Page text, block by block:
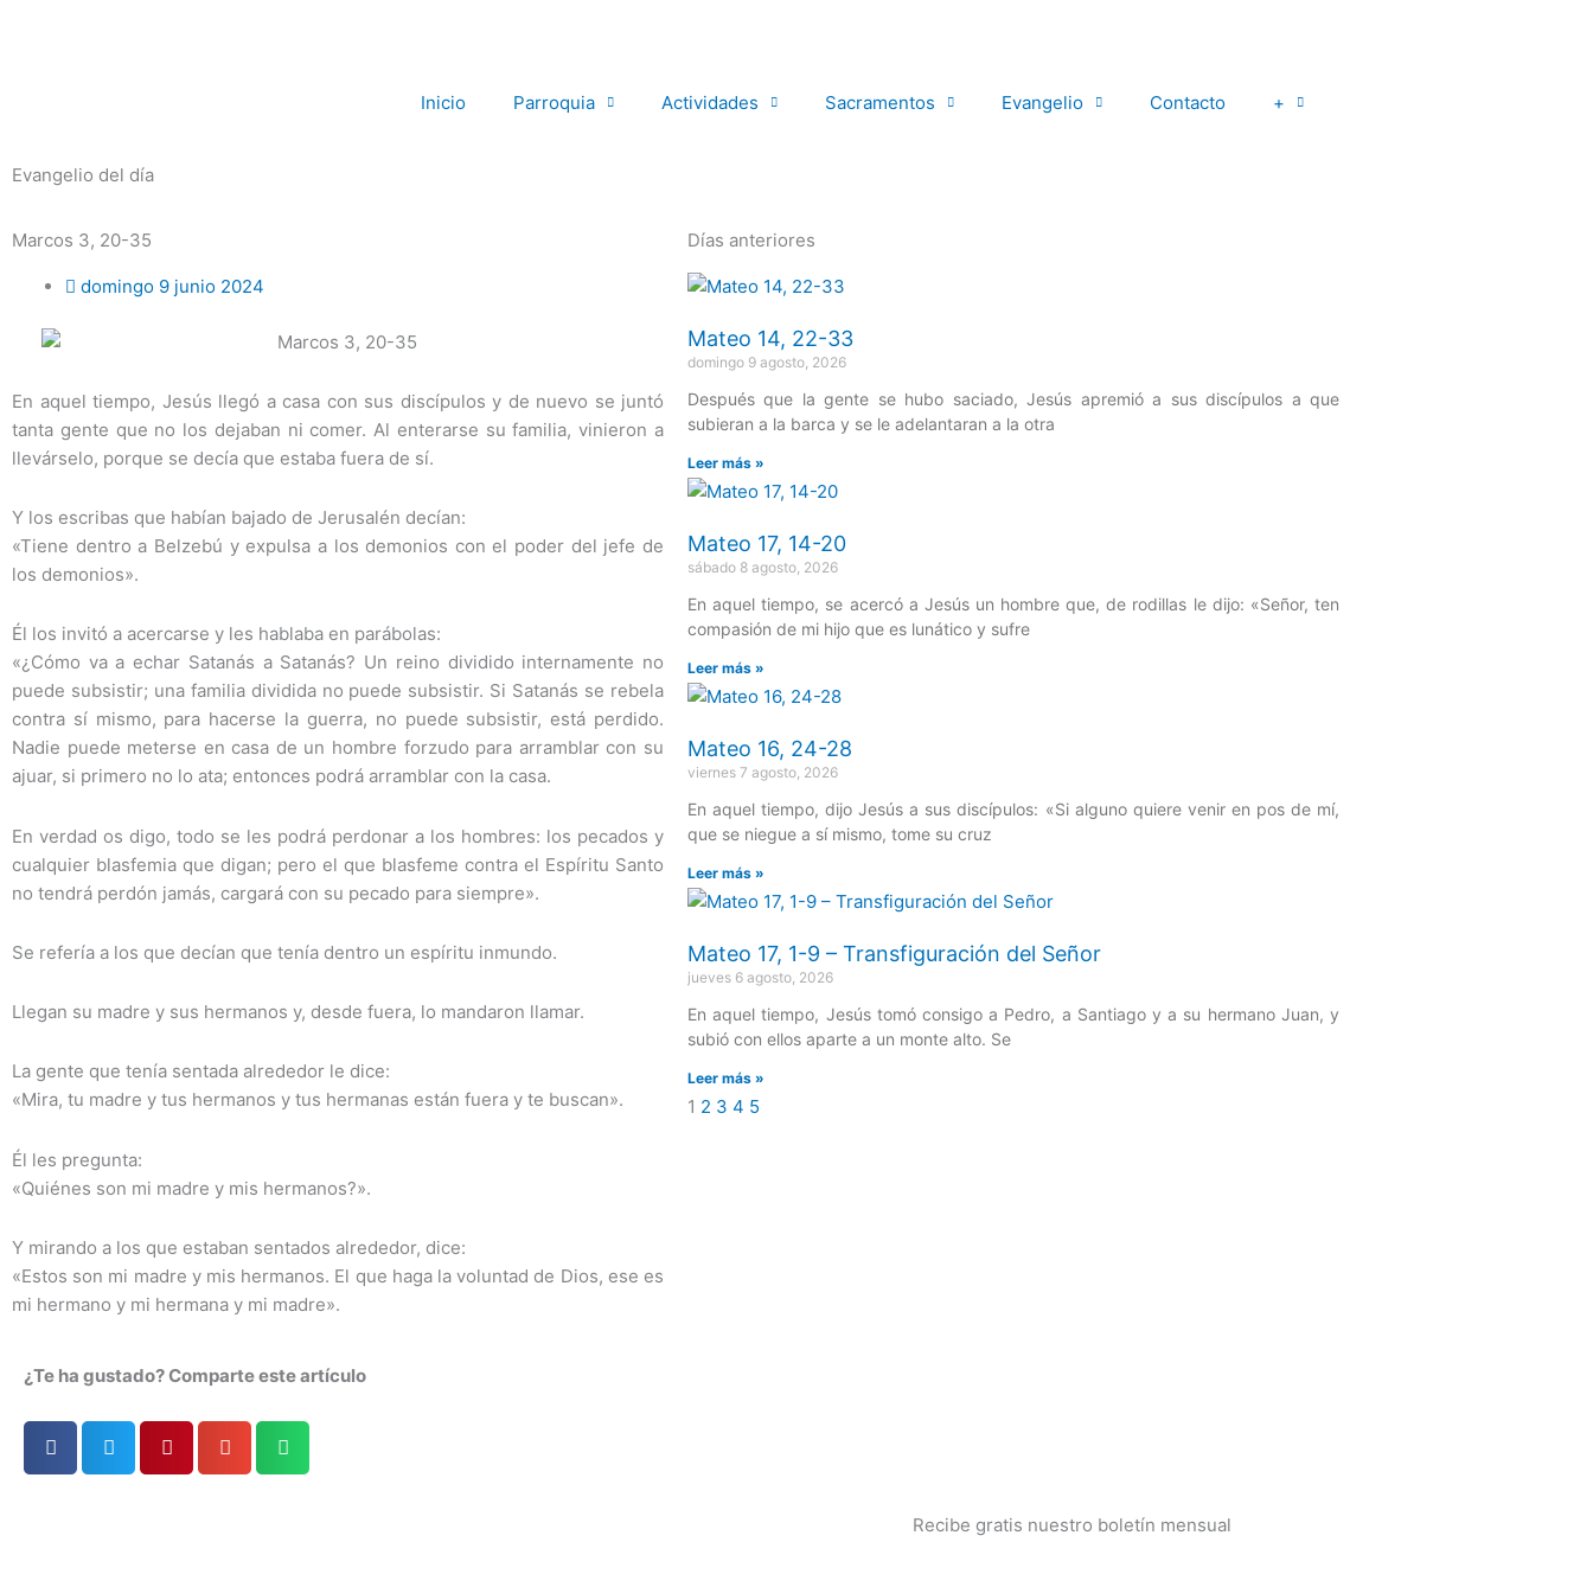
Inicio
Parroquia Actividades Sacramentos Evangelio Contacto +
Evangelio del día
Marcos 3, 20-35
domingo 9 junio 2024
En aquel tiempo, Jesús llegó a casa con sus discípulos y de nuevo se juntó
tanta gente que no los dejaban ni comer. Al enterarse su familia, vinieron a
llevárselo, porque se decía que estaba fuera de sí.
Y los escribas que habían bajado de Jerusalén decían:
«Tiene dentro a Belzebú y expulsa a los demonios con el poder del jefe de
los demonios».
Él los invitó a acercarse y les hablaba en parábolas:
«¿Cómo va a echar Satanás a Satanás? Un reino dividido internamente no
puede subsistir; una familia dividida no puede subsistir. Si Satanás se rebela
contra sí mismo, para hacerse la guerra, no puede subsistir, está perdido.
Nadie puede meterse en casa de un hombre forzudo para arramblar con su
ajuar, si primero no lo ata; entonces podrá arramblar con la casa.
En verdad os digo, todo se les podrá perdonar a los hombres: los pecados y
cualquier blasfemia que digan; pero el que blasfeme contra el Espíritu Santo
no tendrá perdón jamás, cargará con su pecado para siempre».
Se refería a los que decían que tenía dentro un espíritu inmundo.
Llegan su madre y sus hermanos y, desde fuera, lo mandaron llamar.
La gente que tenía sentada alrededor le dice:
«Mira, tu madre y tus hermanos y tus hermanas están fuera y te buscan».
Él les pregunta:
«Quiénes son mi madre y mis hermanos?».
Y mirando a los que estaban sentados alrededor, dice:
«Estos son mi madre y mis hermanos. El que haga la voluntad de Dios, ese es
mi hermano y mi hermana y mi madre».
¿Te ha gustado? Comparte este artículo
Días anteriores
Mateo 14, 22-33
domingo 9 agosto, 2026
Después que la gente se hubo saciado, Jesús apremió a sus discípulos a que
subieran a la barca y se le adelantaran a la otra
Leer más »
Mateo 17, 14-20
sábado 8 agosto, 2026
En aquel tiempo, se acercó a Jesús un hombre que, de rodillas le dijo: «Señor, ten
compasión de mi hijo que es lunático y sufre
Leer más »
Mateo 16, 24-28
viernes 7 agosto, 2026
En aquel tiempo, dijo Jesús a sus discípulos: «Si alguno quiere venir en pos de mí,
que se niegue a sí mismo, tome su cruz
Leer más »
Mateo 17, 1-9 – Transfiguración del Señor
jueves 6 agosto, 2026
En aquel tiempo, Jesús tomó consigo a Pedro, a Santiago y a su hermano Juan, y
subió con ellos aparte a un monte alto. Se
Leer más »
Página
1
Página
2
Página
3
Página
4
Página
5
Recibe gratis nuestro boletín mensual